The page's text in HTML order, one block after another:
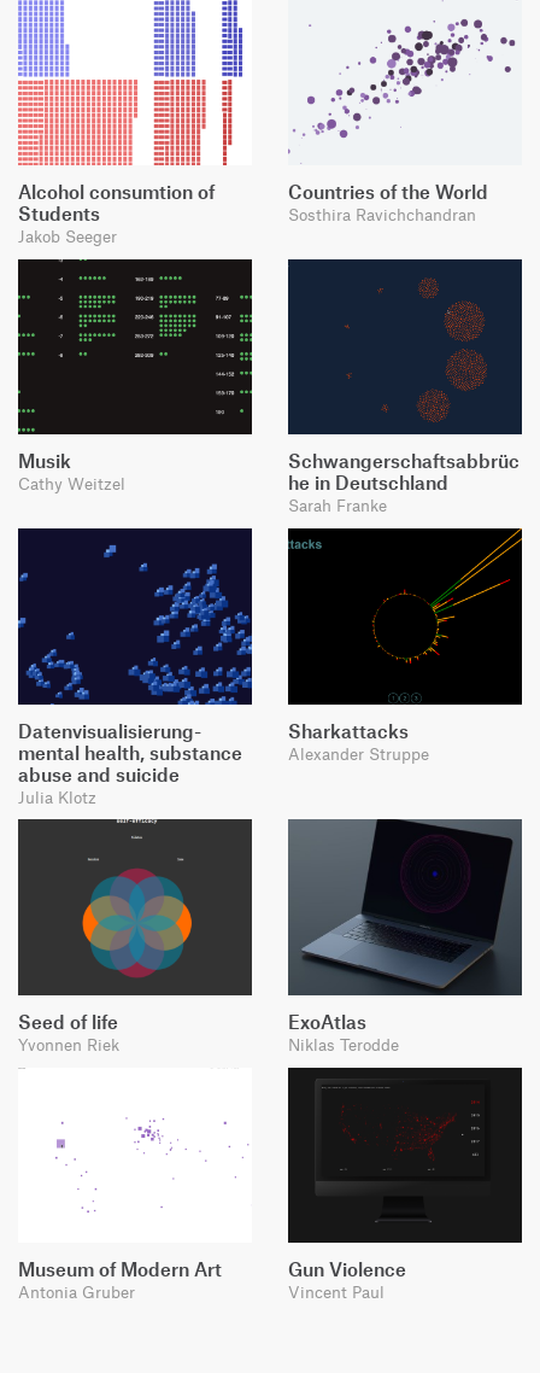
Alcohol consumtion of
Students
Jakob Seeger
Countries of the World
Sosthira Ravichchandran
Musik
Cathy Weitzel
Schwangerschaftsabbrüc
he in Deutschland
Sarah Franke
Datenvisualisierung-
mental health, substance
abuse and suicide
Julia Klotz
Sharkattacks
Alexander Struppe
Seed of life
Yvonnen Riek
ExoAtlas
Niklas Terodde
Museum of Modern Art
Antonia Gruber
Gun Violence
Vincent Paul